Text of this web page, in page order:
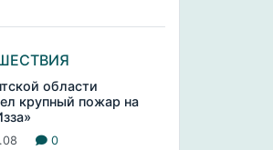
области
крупный пожар на
0